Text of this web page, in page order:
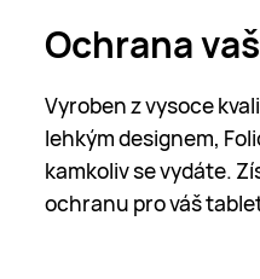
Ochrana
Vyroben z vysoce
lehkým designem,
kamkoliv se vydáte.
ochranu pro váš